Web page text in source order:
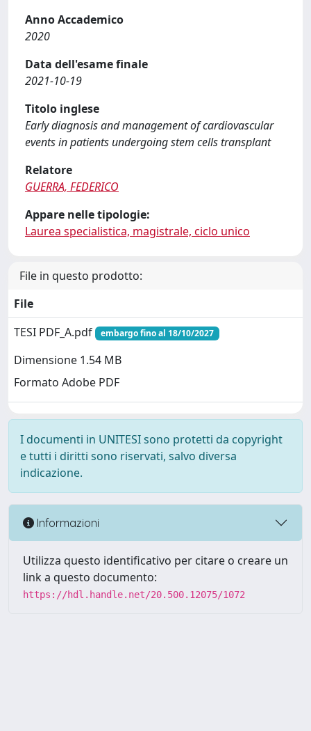
Anno Accademico
2020
Data dell'esame finale
2021-10-19
Titolo inglese
Early diagnosis and management of cardiovascular
events in patients undergoing stem cells transplant
Relatore
GUERRA, FEDERICO
Appare nelle tipologie:
Laurea specialistica, magistrale, ciclo unico
File in questo prodotto:
File
TESI PDF_A.pdf
embargo fino al 18/10/2027
Dimensione 1.54 MB
Formato Adobe PDF
I documenti in UNITESI sono protetti da copyright
e tutti i diritti sono riservati, salvo diversa
indicazione.
Informazioni
Utilizza questo identificativo per citare o creare un
link a questo documento:
https://hdl.handle.net/20.500.12075/1072